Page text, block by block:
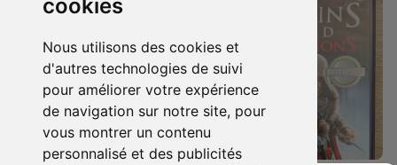
cookies
Nous utilisons des cookies et
d'autres technologies de suivi
pour améliorer votre expérience
de navigation sur notre site, pour
vous montrer un contenu
personnalisé et des publicités